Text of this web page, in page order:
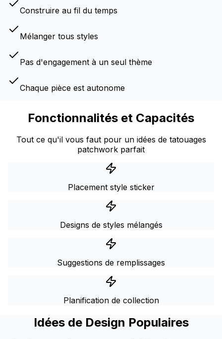
Construire au fil du temps
Mélanger tous styles
Pas d'engagement à un seul thème
Chaque pièce est autonome
Fonctionnalités et Capacités
Tout ce qu'il vous faut pour un idées de tatouages
patchwork parfait
Placement style sticker
Designs de styles mélangés
Suggestions de remplissages
Planification de collection
Idées de Design Populaires